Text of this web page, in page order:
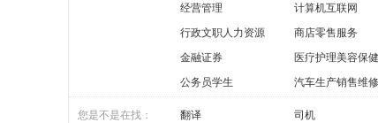
经营管理
计算机互联网
行政文职人力资源
商店零售服务
金融证券
医疗护理美容保健
公务员学生
汽车生产销售维修
您是不是在找： 翻译 司机